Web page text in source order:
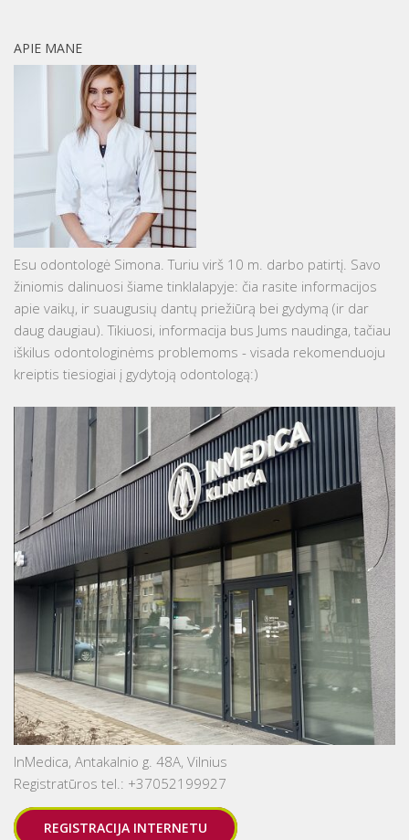
APIE MANE
Esu odontologė Simona. Turiu virš 10 m. darbo patirtį. Savo
žiniomis dalinuosi šiame tinklalapyje: čia rasite informacijos
apie vaikų, ir suaugusių dantų priežiūrą bei gydymą (ir dar
daug daugiau). Tikiuosi, informacija bus Jums naudinga, tačiau
iškilus odontologinėms problemoms - visada rekomenduoju
kreiptis tiesiogiai į gydytoją odontologą:)
InMedica, Antakalnio g. 48A, Vilnius
Registratūros tel.: +37052199927
REGISTRACIJA INTERNETU